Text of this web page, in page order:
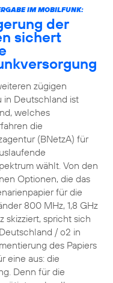
IM MOBILFUNK:
der
sichert
zügigen
in Deutschland ist
welches
die
(BNetzA) für
wählt. Von den
Optionen, die das
für die
800 MHz, 1,8 GHz
skizziert, spricht sich
/ o2 in
des Papiers
eine aus: die
Denn für die